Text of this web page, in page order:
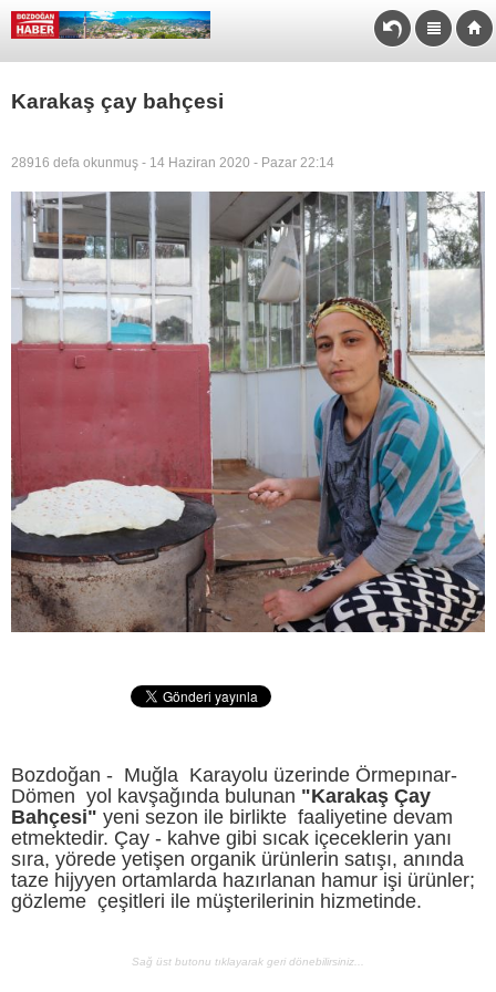
Karakaş çay bahçesi
28916 defa okunmuş - 14 Haziran 2020 - Pazar 22:14
Bozdoğan - Muğla Karayolu üzerinde Örmepınar-
Dömen yol kavşağında bulunan "Karakaş Çay
Bahçesi" yeni sezon ile birlikte faaliyetine devam
etmektedir. Çay - kahve gibi sıcak içeceklerin yanı
sıra, yörede yetişen organik ürünlerin satışı, anında
taze hijyyen ortamlarda hazırlanan hamur işi ürünler;
gözleme çeşitleri ile müşterilerinin hizmetinde.
Sağ üst butonu tıklayarak geri dönebilirsiniz...